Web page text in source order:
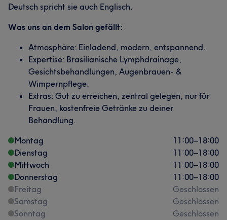
Deutsch spricht sie auch Englisch.
Was uns an dem Salon gefällt:
Atmosphäre: Einladend, modern, entspannend.
Expertise: Brasilianische Lymphdrainage,
Gesichtsbehandlungen, Augenbrauen- &
Wimpernpflege.
Extras: Gut zu erreichen, zentral gelegen, nur für
Frauen, kostenfreie Getränke zu deiner
Behandlung.
Montag
11:00–18:00
Dienstag
11:00–18:00
Mittwoch
11:00–18:00
Donnerstag
11:00–18:00
Freitag
Geschlossen
Samstag
Geschlossen
Sonntag
Geschlossen